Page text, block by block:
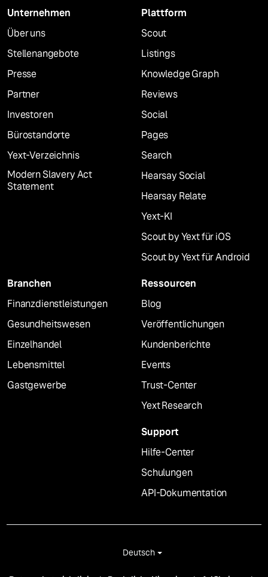
Unternehmen
Über uns
Stellenangebote
Presse
Partner
Investoren
Bürostandorte
Yext-Verzeichnis
Modern Slavery Act
Statement
Plattform
Scout
Listings
Knowledge Graph
Reviews
Social
Pages
Search
Hearsay Social
Hearsay Relate
Yext-KI
Scout by Yext für iOS
Scout by Yext für Android
Branchen
Finanzdienstleistungen
Gesundheitswesen
Einzelhandel
Lebensmittel
Gastgewerbe
Ressourcen
Blog
Veröffentlichungen
Kundenberichte
Events
Trust-Center
Yext Research
Support
Hilfe-Center
Schulungen
API-Dokumentation
Deutsch